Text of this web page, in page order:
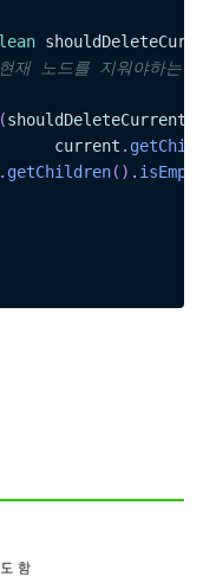
재 노드를 지워야하는
(
    				 current
.
. getChildren( ) .